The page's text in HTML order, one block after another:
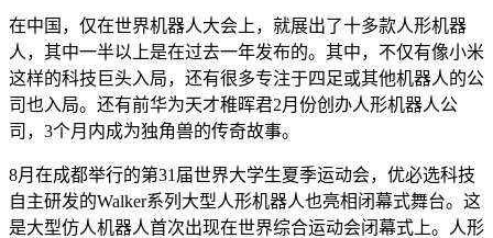
在中国，仅在世界机器人大会上，就展出了十多款人形机器
人，其中一半以上是在过去一年发布的。其中，不仅有像小米
这样的科技巨头入局，还有很多专注于四足或其他机器人的公
司也入局。还有前华为天才稚晖君2月份创办人形机器人公
司，3个月内成为独角兽的传奇故事。
8月在成都举行的第31届世界大学生夏季运动会，优必选科技
自主研发的Walker系列大型人形机器人也亮相闭幕式舞台。这
是大型仿人机器人首次出现在世界综合运动会闭幕式上。人形